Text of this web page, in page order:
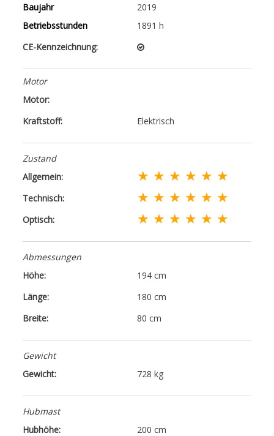
Baujahr
2019
Betriebsstunden
1891 h
CE-Kennzeichnung:
Motor
Motor:
Kraftstoff:
Elektrisch
Zustand
Allgemein:
★ ★ ★ ★ ★ ★
Technisch: ★ ★ ★ ★ ★ ★
Optisch: ★ ★ ★ ★ ★ ★
Abmessungen
Höhe:
194 cm
Länge:
180 cm
Breite:
80 cm
Gewicht
Gewicht:
728 kg
Hubmast
Hubhöhe:
200 cm